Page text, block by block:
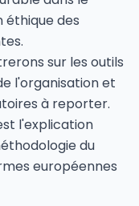
éthique des
sur les outils
l'organisation et
à reporter.
l'explication
du
européennes